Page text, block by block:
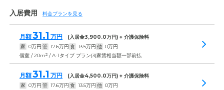
入居費用 料金プランを見る
月額31.1 万円 (入居金3,900.0万円) + 介護保険料
家 0万円 管 17.6万円 食 13.5万円 他 0万円
個室 / 20m2 / A-1タイプ プラン[3]家賃相当額一部前払
月額31.1 万円 (入居金4,500.0万円) + 介護保険料
家 0万円 管 17.6万円 食 13.5万円 他 0万円